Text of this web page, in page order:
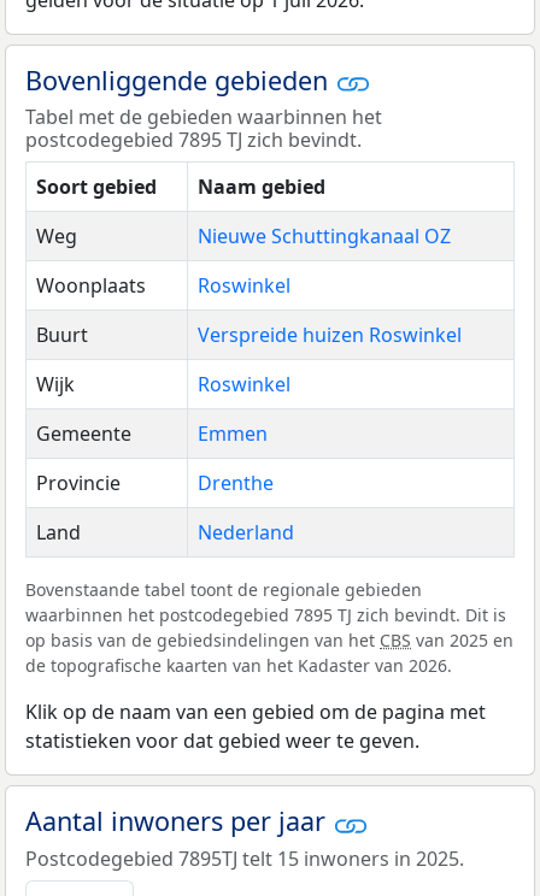
Bovenliggende gebieden
Tabel met de gebieden waarbinnen het
postcodegebied 7895 TJ zich bevindt.
Soort gebied
Naam gebied
Weg
Nieuwe Schuttingkanaal OZ
Woonplaats
Roswinkel
Buurt
Verspreide huizen Roswinkel
Wijk
Roswinkel
Gemeente
Emmen
Provincie
Drenthe
Land
Nederland
Bovenstaande tabel toont de regionale gebieden
waarbinnen het postcodegebied 7895 TJ zich bevindt. Dit is
op basis van de gebiedsindelingen van het CBS van 2025 en
de topografische kaarten van het Kadaster van 2026.
Klik op de naam van een gebied om de pagina met
statistieken voor dat gebied weer te geven.
Aantal inwoners per jaar
Postcodegebied 7895TJ telt 15 inwoners in 2025.